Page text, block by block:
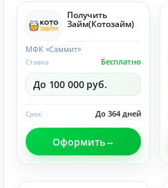
Получить
Займ(Котозайм)
МФК «Саммит»
Бесплатно
Ставка
До 100 000 руб.
До 364 дней
Срок
Оформить